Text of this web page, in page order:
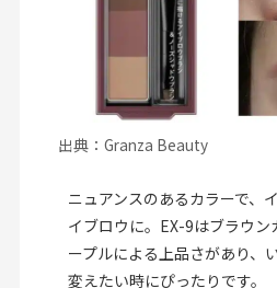
出典：Granza Beauty
ニュアンスのあるカラーで、
イブロウに。EX-9はブラウ
ープルによる上品さがあり、
変えたい時にぴったりです。